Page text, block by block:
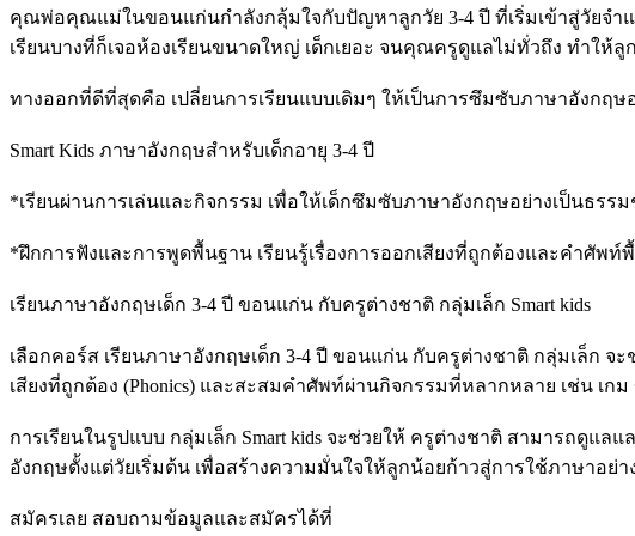
คุณพ่อคุณแม่ในขอนแก่นกำลังกลุ้มใจกับปัญหาลูกวัย 3-4 ปี ที่เริ่มเข้าสู่วัยจำ
เรียนบางที่ก็เจอห้องเรียนขนาดใหญ่ เด็กเยอะ จนคุณครูดูแลไม่ทั่วถึง ทำให้ลู
ทางออกที่ดีที่สุดคือ เปลี่ยนการเรียนแบบเดิมๆ ให้เป็นการซึมซับภาษาอังกฤษ
Smart Kids ภาษาอังกฤษสำหรับเด็กอายุ 3-4 ปี
*เรียนผ่านการเล่นและกิจกรรม เพื่อให้เด็กซึมซับภาษาอังกฤษอย่างเป็นธรร
*ฝึกการฟังและการพูดพื้นฐาน เรียนรู้เรื่องการออกเสียงที่ถูกต้องและคำศัพท์
เรียนภาษาอังกฤษเด็ก 3-4 ปี ขอนแก่น กับครูต่างชาติ กลุ่มเล็ก Smart kids
เลือกคอร์ส เรียนภาษาอังกฤษเด็ก 3-4 ปี ขอนแก่น กับครูต่างชาติ กลุ่มเล็ก
เสียงที่ถูกต้อง (Phonics) และสะสมคําศัพท์ผ่านกิจกรรมที่หลากหลาย เช่น เ
การเรียนในรูปแบบ กลุ่มเล็ก Smart kids จะช่วยให้ ครูต่างชาติ สามารถดู
อังกฤษตั้งแต่วัยเริ่มต้น เพื่อสร้างความมั่นใจให้ลูกน้อยก้าวสู่การใช้ภาษาอย่
สมัครเลย สอบถามข้อมูลและสมัครได้ที่